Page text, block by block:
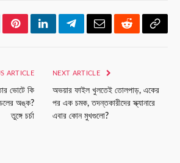
PinterestLinkedInTelegramEmailRedditCopy
ARTICLE
ভোটে কি
অঙ্ক?
তুঙ্গে চর্চা
NEXT ARTICLE
অভয়ার ফাইল খুলতেই তোলপাড়, একের
পর এক চমক, তদন্তকারীদের স্ক্যানারে
এবার কোন মুখগুলো?